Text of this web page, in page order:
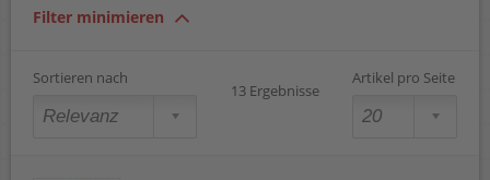
Filter minimieren
Sortieren nach
13 Ergebnisse
Artikel pro Seite